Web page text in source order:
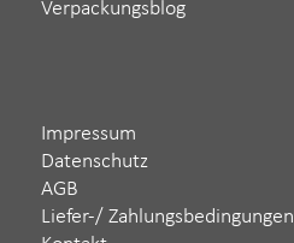
Verpackungsblog
Impressum
Datenschutz
AGB
Liefer-/ Zahlungsbedingungen